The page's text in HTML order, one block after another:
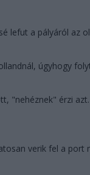
lefut a pályáról az
úgyhogy
"nehéznek" érzi azt.
verik fel a port